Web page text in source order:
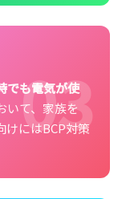
03
でも電気が使
いて、家族を
けにはBCP対策